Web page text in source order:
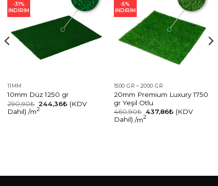
-31%
İNDİRİM
11MM
10mm Düz 1250 gr
290,90₺ 244,36₺ (KDV
Dahil) /m2
-5%
İNDİRİM
1500 GR – 2000 GR
20mm Premium Luxury 1750
gr Yeşil Otlu
460,90₺ 437,86₺ (KDV
Dahil) /m2